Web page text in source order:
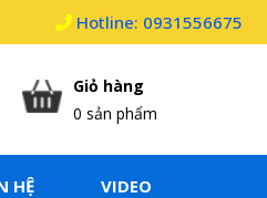
Hotline: 0931556675
Giỏ hàng
0 sản phẩm
HỆ VIDEO